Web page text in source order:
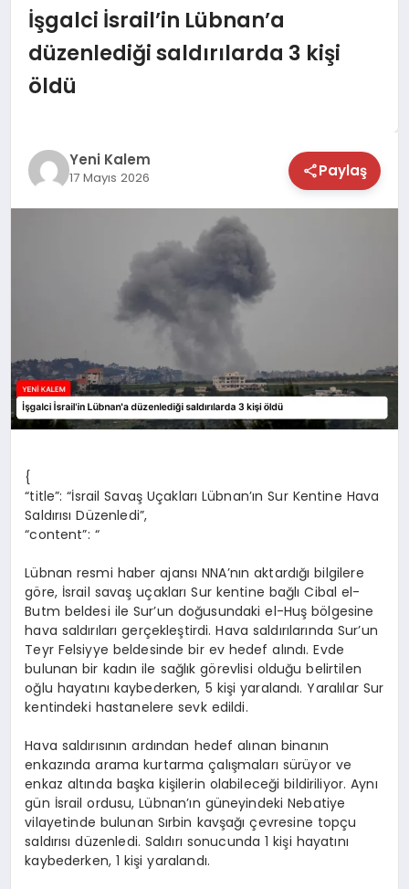
DÜNYA
EKONOMİ
TEKNOLOJİ
İşgalci İsrail’in Lübnan’a
düzenlediği saldırılarda 3 kişi
öldü
Yeni Kalem
17 Mayıs 2026 Paylaş
{
“title”: “İsrail Savaş Uçakları Lübnan’ın Sur Kentine Hava
Saldırısı Düzenledi”,
“content”: “
Lübnan resmi haber ajansı NNA’nın aktardığı bilgilere
göre, İsrail savaş uçakları Sur kentine bağlı Cibal el-
Butm beldesi ile Sur’un doğusundaki el-Huş bölgesine
hava saldırıları gerçekleştirdi. Hava saldırılarında Sur’un
Teyr Felsiyye beldesinde bir ev hedef alındı. Evde
bulunan bir kadın ile sağlık görevlisi olduğu belirtilen
oğlu hayatını kaybederken, 5 kişi yaralandı. Yaralılar Sur
kentindeki hastanelere sevk edildi.
Hava saldırısının ardından hedef alınan binanın
enkazında arama kurtarma çalışmaları sürüyor ve
enkaz altında başka kişilerin olabileceği bildiriliyor. Aynı
gün İsrail ordusu, Lübnan’ın güneyindeki Nebatiye
vilayetinde bulunan Sırbin kavşağı çevresine topçu
saldırısı düzenledi. Saldırı sonucunda 1 kişi hayatını
kaybederken, 1 kişi yaralandı.